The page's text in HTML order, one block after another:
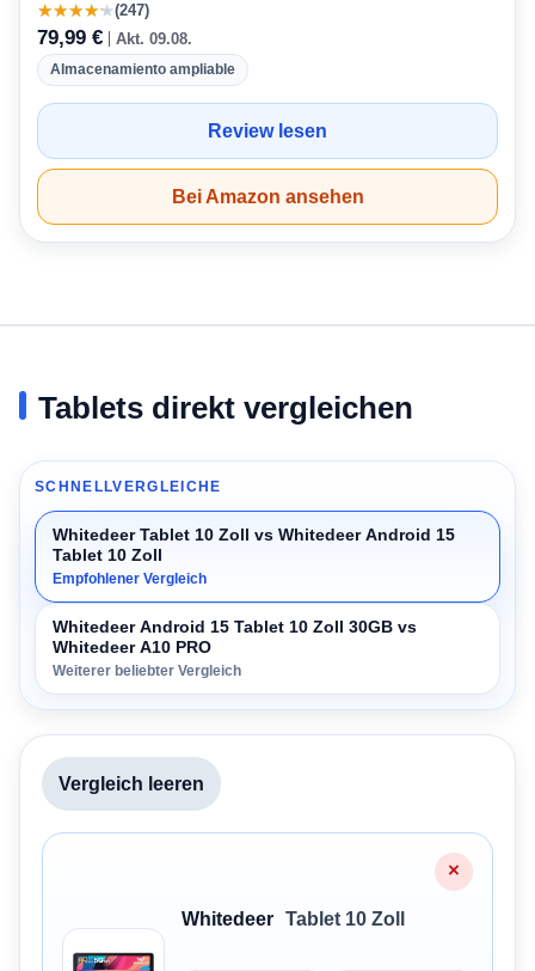
★★★★★(247)
79,99 € Akt. 09.08.
Almacenamiento ampliable
Review lesen
Bei Amazon ansehen
Tablets direkt vergleichen
SCHNELLVERGLEICHE
Whitedeer Tablet 10 Zoll vs Whitedeer Android 15
Tablet 10 Zoll
Empfohlener Vergleich
Whitedeer Android 15 Tablet 10 Zoll 30GB vs
Whitedeer A10 PRO
Weiterer beliebter Vergleich
Vergleich leeren
×
Whitedeer Tablet 10 Zoll